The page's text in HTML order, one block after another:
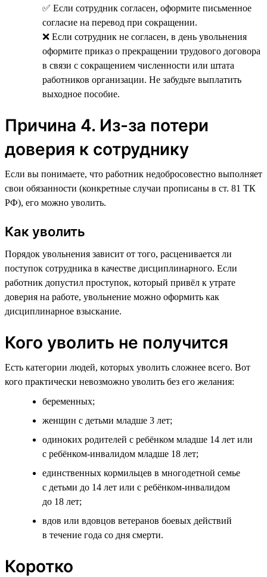
✅ Если сотрудник согласен, оформите письменное
согласие на перевод при сокращении.
❌ Если сотрудник не согласен, в день увольнения
оформите приказ о прекращении трудового договора
в связи с сокращением численности или штата
работников организации. Не забудьте выплатить
выходное пособие.
Причина 4. Из-за потери
доверия к сотруднику
Если вы понимаете, что работник недобросовестно выполняет
свои обязанности (конкретные случаи прописаны в ст. 81 ТК
РФ), его можно уволить.
Как уволить
Порядок увольнения зависит от того, расценивается ли
поступок сотрудника в качестве дисциплинарного. Если
работник допустил проступок, который привёл к утрате
доверия на работе, увольнение можно оформить как
дисциплинарное взыскание.
Кого уволить не получится
Есть категории людей, которых уволить сложнее всего. Вот
кого практически невозможно уволить без его желания:
беременных;
женщин с детьми младше 3 лет;
одиноких родителей с ребёнком младше 14 лет или
с ребёнком-инвалидом младше 18 лет;
единственных кормильцев в многодетной семье
с детьми до 14 лет или с ребёнком-инвалидом
до 18 лет;
вдов или вдовцов ветеранов боевых действий
в течение года со дня смерти.
Коротко